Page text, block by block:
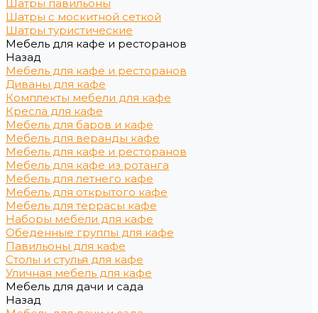
Шатры павильоны
Шатры с москитной сеткой
Шатры туристические
Мебель для кафе и ресторанов
Назад
Мебель для кафе и ресторанов
Диваны для кафе
Комплекты мебели для кафе
Кресла для кафе
Мебель для баров и кафе
Мебель для веранды кафе
Мебель для кафе и ресторанов
Мебель для кафе из ротанга
Мебель для летнего кафе
Мебель для открытого кафе
Мебель для террасы кафе
Наборы мебели для кафе
Обеденные группы для кафе
Павильоны для кафе
Столы и стулья для кафе
Уличная мебель для кафе
Мебель для дачи и сада
Назад